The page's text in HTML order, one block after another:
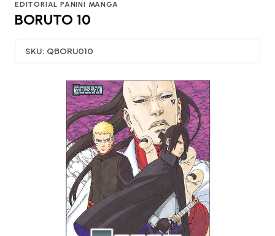
EDITORIAL PANINI MANGA
BORUTO 10
SKU: QBORU010